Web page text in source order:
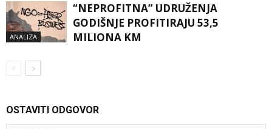
ANALIZA
“NEPROFITNA” UDRUŽENJA
GODIŠNJE PROFITIRAJU 53,5
MILIONA KM
OSTAVITI ODGOVOR